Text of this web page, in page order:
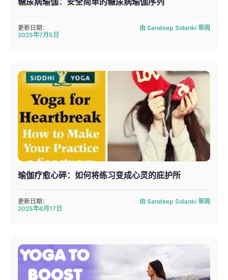
糖尿病瑜伽：安全简单的糖尿病瑜伽序列
更新日期：
2025年7月5日
由 Sandeep Solanki 审阅
瑜伽疗愈心碎：如何将练习变成心灵的庇护所
更新日期：
2025年6月17日
由 Sandeep Solanki 审阅